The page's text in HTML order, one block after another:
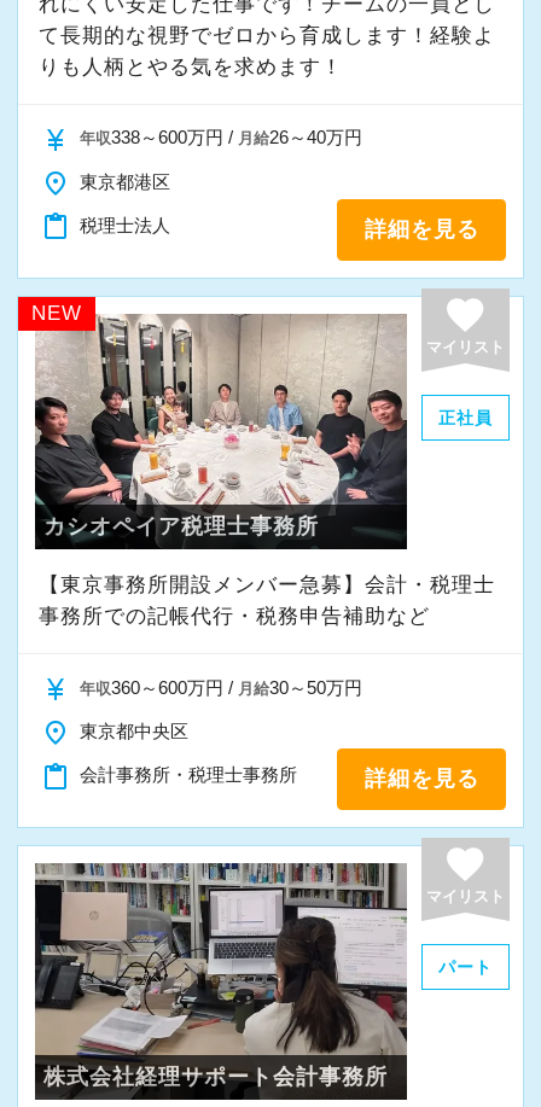
て⻑期的な視野でゼロから育成します！経験よ
りも人柄とやる気を求めます！
currency_yen 年収338～600万円 / 月給26～40万円
place 東京都港区
content_paste 税理士法人 詳細を見る
NEW favorite
マイリスト
正社員
カシオペイア税理士事務所
【東京事務所開設メンバー急募】会計・税理士
事務所での記帳代行・税務申告補助など
currency_yen 年収360～600万円 / 月給30～50万円
place 東京都中央区
content_paste 会計事務所・税理士事務所 詳細を見る
favorite
マイリスト
パート
株式会社経理サポート会計事務所